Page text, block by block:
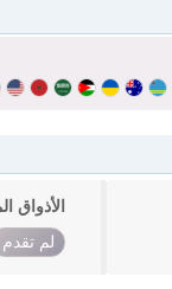
الأذواق
لم تقدم